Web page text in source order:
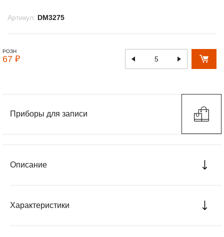
Артикул: DM3275
РОЗН
67 ₽
Приборы для записи
Описание
Характеристики